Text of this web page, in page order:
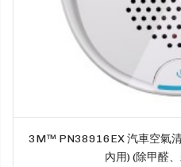
3M™ PN38916EX 汽車空氣清
內用) (除甲醛